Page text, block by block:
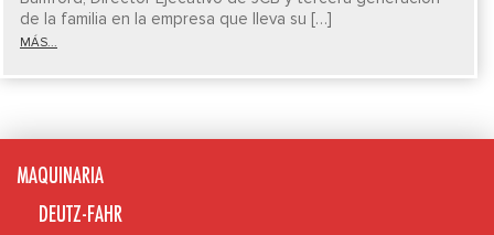
de la familia en la empresa que lleva su […]
MÁS...
MAQUINARIA
DEUTZ-FAHR